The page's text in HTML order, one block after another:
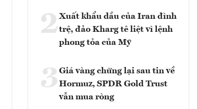
2Xuất khẩu dầu của Iran đình
trệ, đảo Kharg tê liệt vì lệnh
phong tỏa của Mỹ
3 Giá vàng chững lại sau tin về
Hormuz, SPDR Gold Trust
vẫn mua ròng